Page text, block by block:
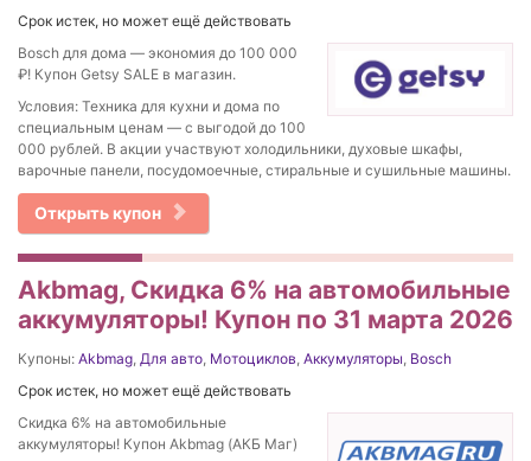
Срок истек, но может ещё действовать
Bosch для дома — экономия до 100 000
₽! Купон Getsy SALE в магазин.
Условия: Техника для кухни и дома по
специальным ценам — с выгодой до 100
000 рублей. В акции участвуют холодильники, духовые шкафы,
варочные панели, посудомоечные, стиральные и сушильные машины.
Открыть купон
Akbmag, Скидка 6% на автомобильные
аккумуляторы! Купон по 31 марта 2026
Купоны: Akbmag, Для авто, Мотоциклов, Аккумуляторы, Bosch
Срок истек, но может ещё действовать
Скидка 6% на автомобильные
аккумуляторы! Купон Akbmag (АКБ Маг)